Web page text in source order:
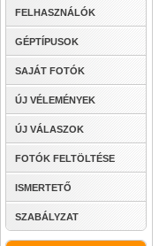
FELHASZNÁLÓK
GÉPTÍPUSOK
SAJÁT FOTÓK
ÚJ VÉLEMÉNYEK
ÚJ VÁLASZOK
FOTÓK FELTÖLTÉSE
ISMERTETŐ
SZABÁLYZAT